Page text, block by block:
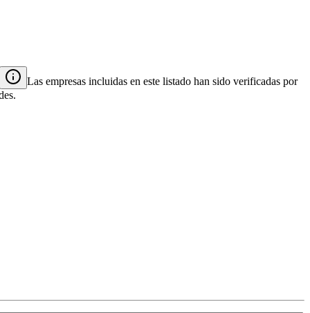
Las empresas incluidas en este listado han sido verificadas por